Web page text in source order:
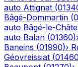
auto Attignat (
Bâgé-Dommartin (
auto Bâgé-le-
auto Balan (01360)›
Baneins (01990)›
Géovreissiat (01460